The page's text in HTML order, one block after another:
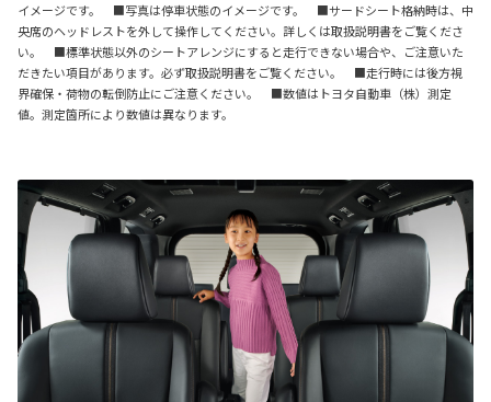
イメージです。 ■写真は停車状態のイメージです。 ■サードシート格納時は、中
央席のヘッドレストを外して操作してください。詳しくは取扱説明書をご覧くださ
い。 ■標準状態以外のシートアレンジにすると走行できない場合や、ご注意いた
だきたい項目があります。必ず取扱説明書をご覧ください。 ■走行時には後方視
界確保・荷物の転倒防止にご注意ください。 ■数値はトヨタ自動車（株）測定
値。測定箇所により数値は異なります。